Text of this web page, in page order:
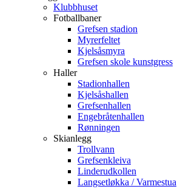
Klubbhuset
Fotballbaner
Grefsen stadion
Myrerfeltet
Kjelsåsmyra
Grefsen skole kunstgress
Haller
Stadionhallen
Kjelsåshallen
Grefsenhallen
Engebråtenhallen
Rønningen
Skianlegg
Trollvann
Grefsenkleiva
Linderudkollen
Langsetløkka / Varmestua